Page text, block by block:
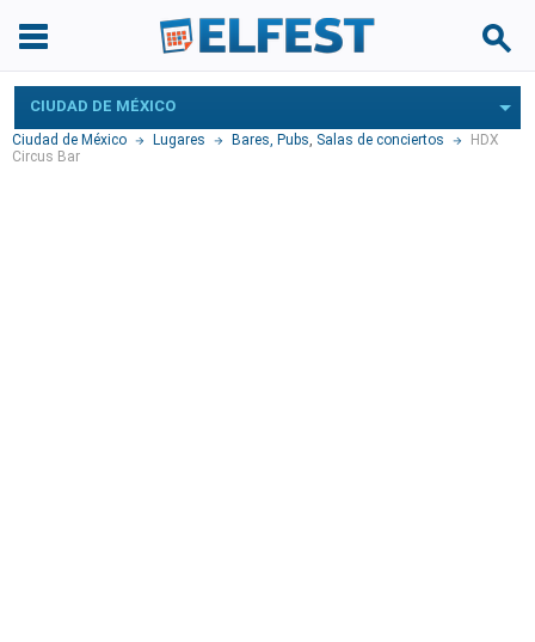
CIUDAD DE MÉXICO
Ciudad de México Lugares Bares, Pubs, Salas de conciertos
HDX
Circus Bar